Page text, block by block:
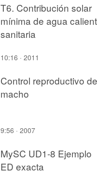
T6. Contribución solar
mínima de agua
sanitaria
10:16 · 2011
Control reproductivo
macho
9:56 · 2007
MySC UD1-8 Ejemplo
ED exacta